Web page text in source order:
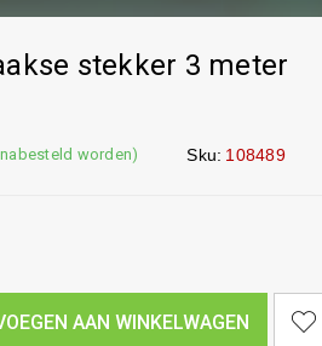
stekker 3 meter
worden) Sku: 108489
AAN WINKELWAGEN